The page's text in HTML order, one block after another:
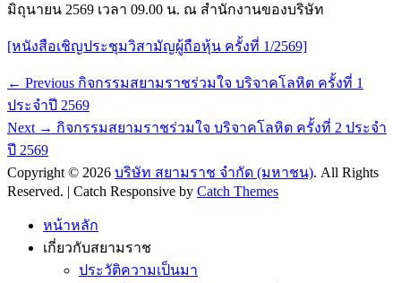
มิถุนายน 2569 เวลา 09.00 น. ณ สำนักงานของบริษัท
[หนังสือเชิญประชุมวิสามัญผู้ถือหุ้น ครั้งที่ 1/2569]
Post
navigation
← Previous Previous
post:
กิจกรรมสยามราชร่วมใจ บริจาคโลหิต ครั้งที่ 1
ประจำปี 2569
Next → Next
post:
กิจกรรมสยามราชร่วมใจ บริจาคโลหิต ครั้งที่ 2 ประจำ
ปี 2569
Copyright © 2026 บริษัท สยามราช จำกัด (มหาชน). All Rights
Reserved. | Catch Responsive by Catch Themes
หน้าหลัก
เกี่ยวกับสยามราช
ประวัติความเป็นมา